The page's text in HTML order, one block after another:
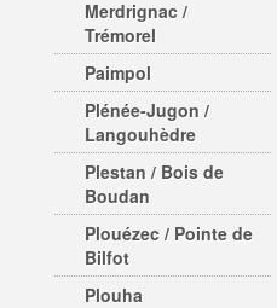
Merdrignac /
Trémorel
Paimpol
Plénée-Jugon /
Langouhèdre
Plestan / Bois de
Boudan
Plouézec / Pointe de
Bilfot
Plouha